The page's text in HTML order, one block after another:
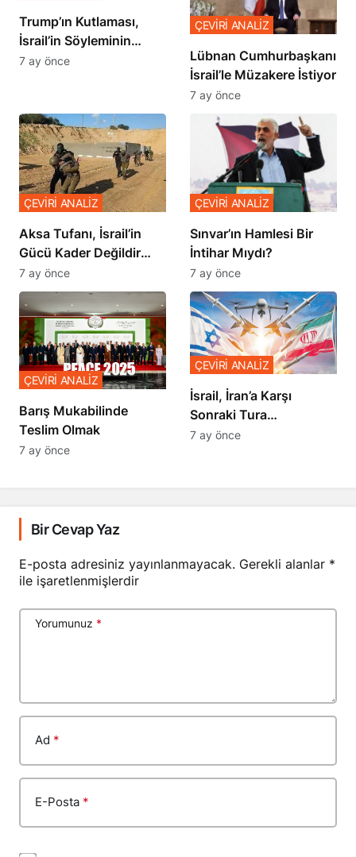
Trump’ın Kutlaması,
İsrail’in Söyleminin
Teyidi
7 ay önce
Lübnan Cumhurbaşkanı
İsrail’le Müzakere İstiyor
ÇEVİRİ ANALİZ
7 ay önce
Aksa Tufanı, İsrail’in
Gücü Kader Değildir
Diyor
ÇEVİRİ ANALİZ
7 ay önce
Sınvar’ın Hamlesi Bir
İntihar Mıydı?
ÇEVİRİ ANALİZ
7 ay önce
Barış Mukabilinde
Teslim Olmak
ÇEVİRİ ANALİZ
7 ay önce
İsrail, İran’a Karşı
Sonraki Tura
Hazırlanıyor
ÇEVİRİ ANALİZ
7 ay önce
Bir Cevap Yaz
E-posta adresiniz yayınlanmayacak. Gerekli alanlar *
ile işaretlenmişlerdir
Yorumunuz *
Ad *
E-Posta *